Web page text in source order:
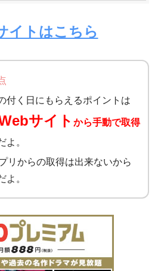
イトはこちら
付く日にもらえるポイントは
サイト から手動で取得
よ。
リからの取得は出来ないから
よ。